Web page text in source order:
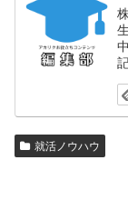
就活ノウハウ